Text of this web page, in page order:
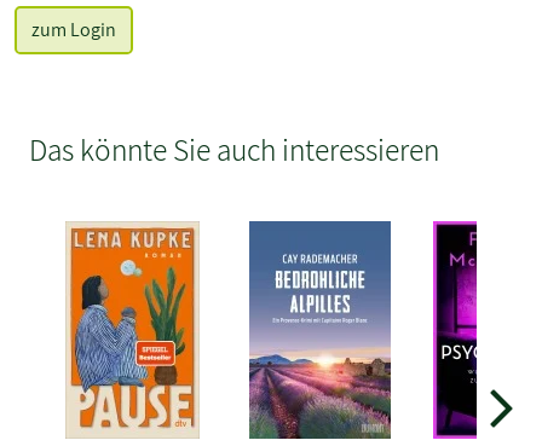
zum Login
Das könnte Sie auch interessieren